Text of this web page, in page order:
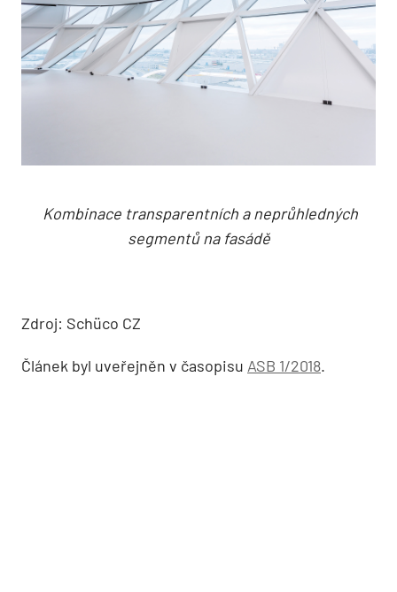
Kombinace transparentních a neprůhledných
segmentů na fasádě
Zdroj: Schüco CZ
Článek byl uveřejněn v časopisu ASB 1/2018.